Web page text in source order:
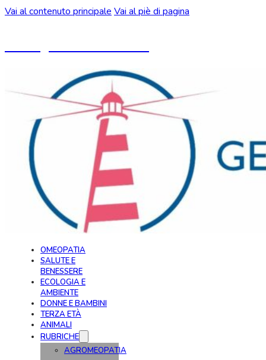
Vai al contenuto principale Vai al piè di pagina
OMEOPATIA
SALUTE E
BENESSERE
ECOLOGIA E
AMBIENTE
DONNE E BAMBINI
TERZA ETÀ
ANIMALI
RUBRICHE
AGROMEOPATIA